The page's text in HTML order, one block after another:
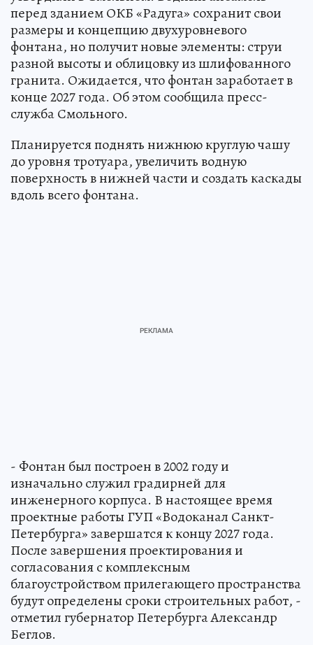
перед зданием ОКБ «Радуга» сохранит свои
размеры и концепцию двухуровневого
фонтана, но получит новые элементы: струи
разной высоты и облицовку из шлифованного
гранита. Ожидается, что фонтан заработает в
конце 2027 года. Об этом сообщила пресс-
служба Смольного.
Планируется поднять нижнюю круглую чашу
до уровня тротуара, увеличить водную
поверхность в нижней части и создать каскады
вдоль всего фонтана.
- Фонтан был построен в 2002 году и
изначально служил градирней для
инженерного корпуса. В настоящее время
проектные работы ГУП «Водоканал Санкт-
Петербурга» завершатся к концу 2027 года.
После завершения проектирования и
согласования с комплексным
благоустройством прилегающего пространства
будут определены сроки строительных работ, -
отметил губернатор Петербурга Александр
Беглов.